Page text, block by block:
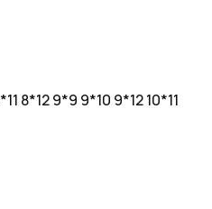
8*129*9 9*10 9*1210*11